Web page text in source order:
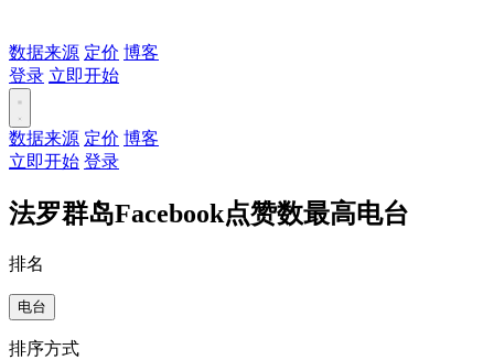
数据来源 定价 博客
登录 立即开始
数据来源 定价 博客
立即开始 登录
法罗群岛Facebook点赞数最高电台
排名
电台
排序方式